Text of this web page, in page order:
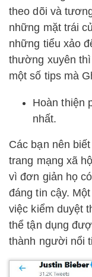
theo dõi và
những mặt trái
những tiểu xảo
thường xuyên
một số tips mà
Hoàn thiện
nhất.
Các bạn nên
trang mạng xã
vì đơn giản họ
đáng tin cậy.
việc kiểm duyệt
thể tận dụng
thành người nổi